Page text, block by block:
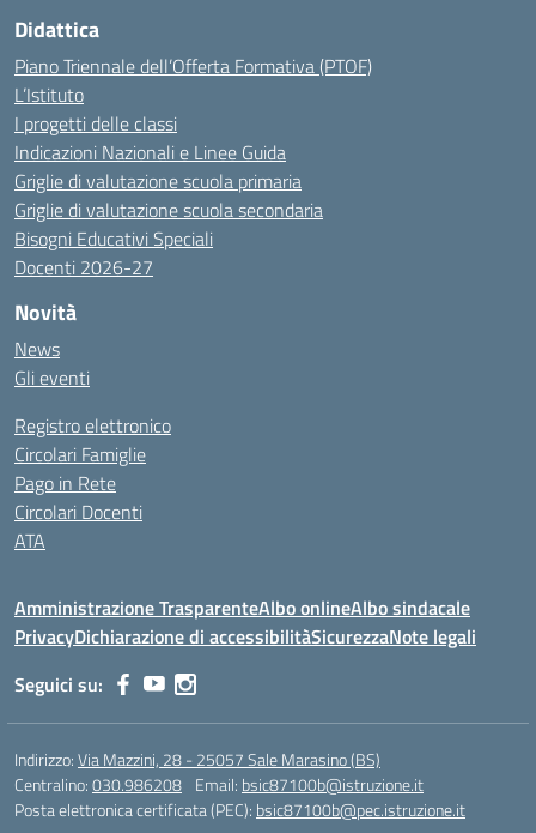
Didattica
Piano Triennale dell’Offerta Formativa (PTOF)
L’Istituto
I progetti delle classi
Indicazioni Nazionali e Linee Guida
Griglie di valutazione scuola primaria
Griglie di valutazione scuola secondaria
Bisogni Educativi Speciali
Docenti 2026-27
Novità
News
Gli eventi
Registro elettronico
Circolari Famiglie
Pago in Rete
Circolari Docenti
ATA
Amministrazione TrasparenteAlbo onlineAlbo sindacale
PrivacyDichiarazione di accessibilitàSicurezzaNote legali
Seguici su:
Indirizzo:Via Mazzini, 28 - 25057 Sale Marasino (BS)
Centralino:030.986208 Email: bsic87100b@istruzione.it
Posta elettronica certificata (PEC): bsic87100b@pec.istruzione.it